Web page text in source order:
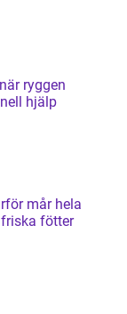
hjälp
fötter